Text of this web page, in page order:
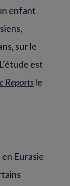
enfant
sur le
est
Reportsle
Eurasie